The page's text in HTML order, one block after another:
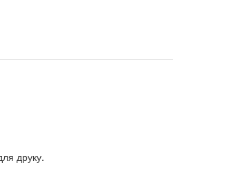
друку.